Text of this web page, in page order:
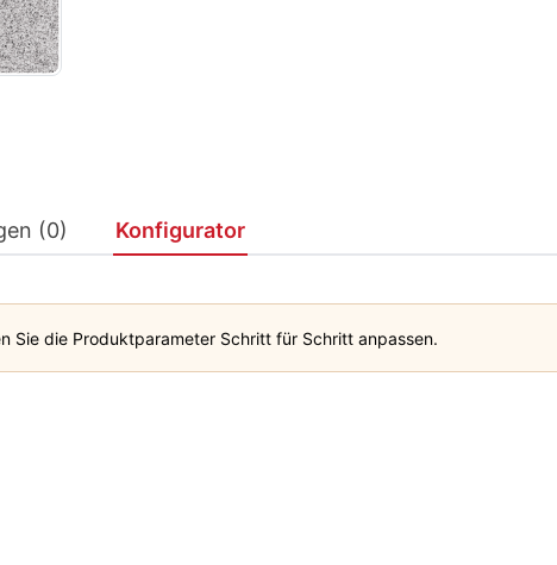
(0) Konfigurator
Sie die Produktparameter Schritt für Schritt anpassen.